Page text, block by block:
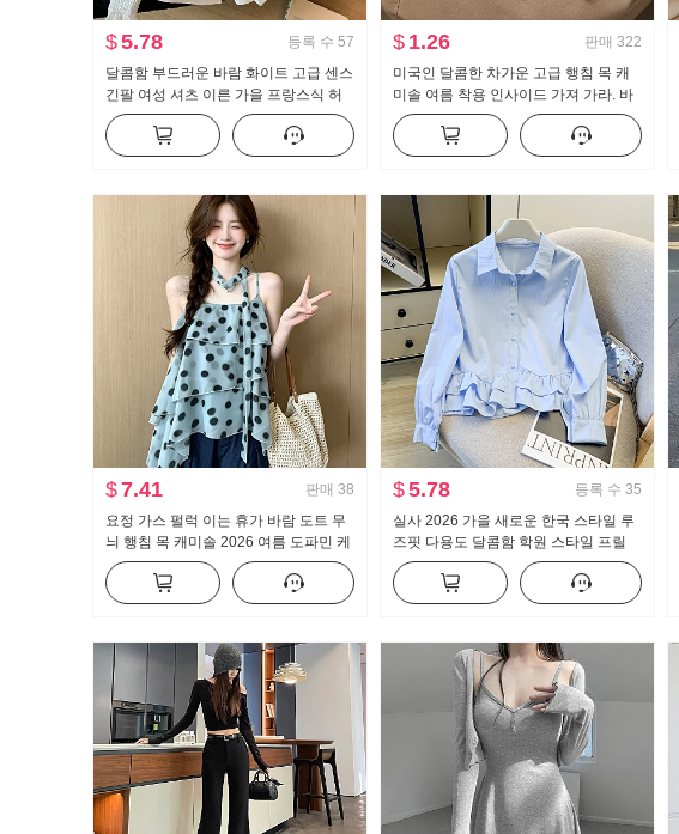
$5.78 등록 수 57
달콤함 부드러운 바람 화이트 고급 센스
긴팔 여성 셔츠 이른 가을 프랑스식 허
리 수축 슬림해 보이는 맨위
$ 1.26 판매 322
미국인 달콤한 차가운 고급 행침 목 캐
미솔 여름 착용 인사이드 가져 가라. 바
지를 입는 셔츠 뜨거운 소녀 뜨개질 튜
브 톱 맨위
$7.41 판매 38
요정 가스 펄럭 이는 휴가 바람 도트 무
늬 행침 목 캐미솔 2026 여름 도파민 케
이크 퍼프 인형 셔츠 맨위
$5.78 등록 수 35
실사 2026 가을 새로운 한국 스타일 루
즈핏 다용도 달콤함 학원 스타일 프릴
긴팔 셔츠 여성 셔츠